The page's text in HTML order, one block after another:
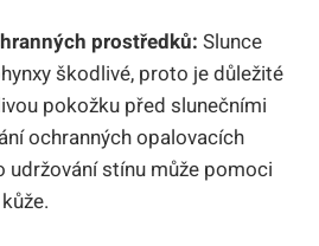
prostředků: Slunce
škodlivé, proto je důležité
pokožku před slunečními
ochranných opalovacích
udržování stínu může pomoci